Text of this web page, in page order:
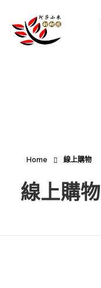
Home 線上購物
線上購物